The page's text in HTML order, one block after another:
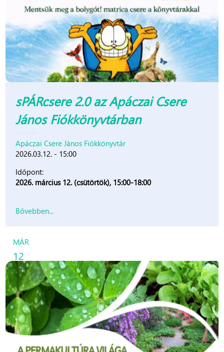
sPÁRcsere 2.0 az Apáczai Csere
János Fiókkönyvtárban
Apáczai Csere János Fiókkönyvtár
2026.03.12. - 15:00
Időpont:
2026. március 12. (csütörtök), 15:00-18:00
Bővebben...
MÁR
12